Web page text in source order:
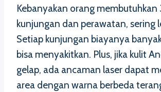
Kebanyakan orang membutuhkan
kunjungan dan perawatan, sering
Setiap kunjungan biayanya
bisa menyakitkan. Plus, jika kulit
gelap, ada ancaman laser dapat
area dengan warna berbeda